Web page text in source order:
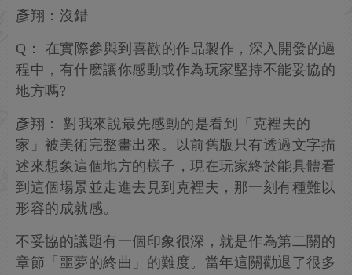
彥翔：沒錯
Q： 在實際參與到喜歡的作品製作，深入開發的過
程中，有什麽讓你感動或作為玩家堅持不能妥協的
地方嗎?
彥翔： 對我來說最先感動的是看到「克裡夫的
家」被美術完整畫出來。以前舊版只有透過文字描
述來想象這個地方的樣子，現在玩家終於能具體看
到這個場景並走進去見到克裡夫，那一刻有種難以
形容的成就感。
不妥協的議題有一個印象很深，就是作為第二關的
章節「噩夢的終曲」的難度。當年這關勸退了很多